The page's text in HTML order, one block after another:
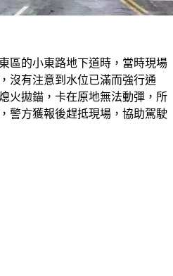
區的小東路地下道時，當時現場
沒有注意到水位已滿而強行通
火拋錨，卡在原地無法動彈，所
警方獲報後趕抵現場，協助駕駛